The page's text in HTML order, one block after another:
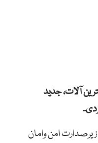
آلات، جدید
امن وامان